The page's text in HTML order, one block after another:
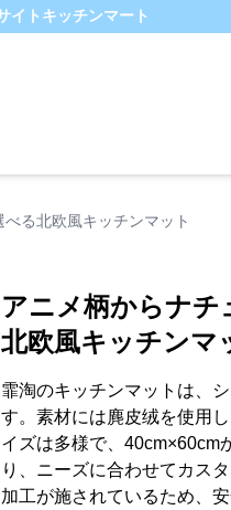
イト キッチンマート
る北欧風キッチンマット
アニメ柄からナチ
北欧風キッチンマ
霏淘のキッチンマットは、
す。素材には麂皮绒を使用
イズは多様で、40cm×60cm
り、ニーズに合わせてカス
加工が施されているため、